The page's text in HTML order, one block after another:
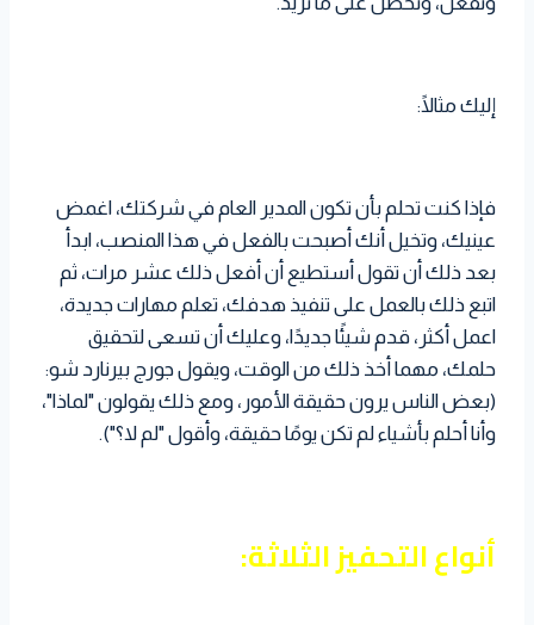
إليك مثالًا:
فإذا كنت تحلم بأن تكون المدير العام في شركتك، اغمض
عينيك، وتخيل أنك أصبحت بالفعل في هذا المنصب، ابدأ
بعد ذلك أن تقول أستطيع أن أفعل ذلك عشر مرات، ثم
اتبع ذلك بالعمل على تنفيذ هدفك، تعلم مهارات جديدة،
اعمل أكثر، قدم شيئًا جديدًا، وعليك أن تسعى لتحقيق
حلمك، مهما أخذ ذلك من الوقت، ويقول جورج بيرنارد شو:
(بعض الناس يرون حقيقة الأمور، ومع ذلك يقولون "لماذا"،
وأنا أحلم بأشياء لم تكن يومًا حقيقة، وأقول "لم لا؟").
أنواع التحفيز الثلاثة: